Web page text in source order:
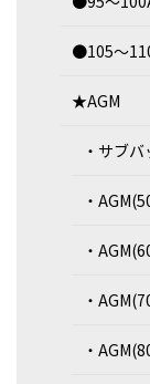
●105～
★AGM
・サブ
・
・
・
・